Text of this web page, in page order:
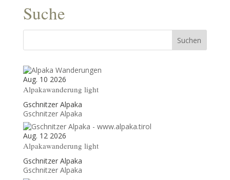
Suche
Aug. 10 2026
Alpakawanderung light
Gschnitzer Alpaka
Gschnitzer Alpaka
Aug. 12 2026
Alpakawanderung light
Gschnitzer Alpaka
Gschnitzer Alpaka